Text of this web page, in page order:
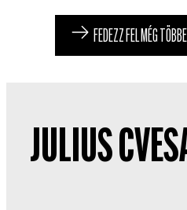
FEDEZZ FEL MÉG TÖBBET
JULIUS